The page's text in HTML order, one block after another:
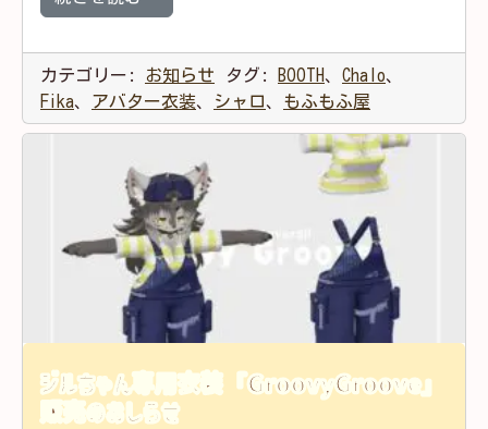
カテゴリー: お知らせ タグ: BOOTH、 Chalo、
Fika、 アバター衣装、 シャロ、 もふもふ屋
ジルちゃん専用衣装「GroovyGroove」
販売のおしらせ